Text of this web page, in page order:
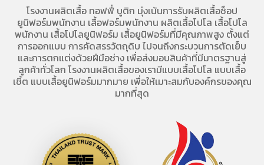
โรงงานผลิตเสื้อ ทอฟฟี่ บูติก มุ่งเน้นการรับผลิตเสื้อช็อป
ยูนิฟอร์มพนักงาน เสื้อฟอร์มพนักงาน ผลิตเสื้อโปโล เสื้อโปโล
พนักงาน เสื้อโปโลยูนิฟอร์ม เสื้อยูนิฟอร์มที่มีคุณภาพสูง ตั้งแต่
การออกแบบ การคัดสรรวัตถุดิบ ไปจนถึงกระบวนการตัดเย็บ
และการตกแต่งด้วยฝีมือช่าง เพื่อส่งมอบสินค้าที่มีมาตรฐานสู่
ลูกค้าทั่วโลก โรงงานผลิตเสื้อของเรามีแบบเสื้อโปโล แบบเสื้อ
เชิ้ต แบบเสื้อยูนิฟอร์มมากมาย เพื่อให้เมาะสมกับองค์กรของคุณ
มากที่สุด